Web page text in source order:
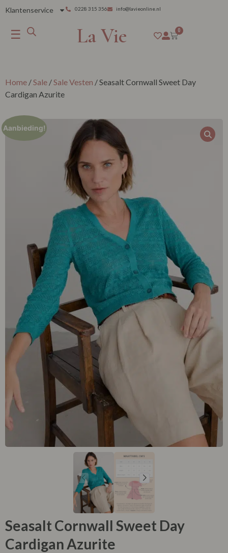
Klantenservice 0228 315 356 info@lavieonline.nl
☰ La Vie 0
Home /Sale /Sale Vesten / Seasalt Cornwall Sweet Day
Cardigan Azurite
Aanbieding!
Seasalt Cornwall Sweet Day
Cardigan Azurite